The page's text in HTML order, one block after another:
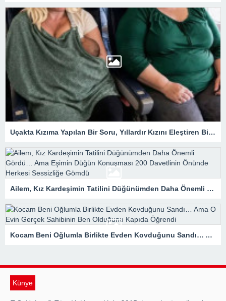
Uçakta Kızıma Yapılan Bir Soru, Yıllardır Kızını Eleştiren Bir Annenin Hayatını Değiştirdi
Ailem, Kız Kardeşimin Tatilini Düğünümden Daha Önemli Gördü… Ama Eşimin Düğün Konuşması 200 Davetlinin Önünde Herkesi Sessizliğe Gömdü
Kocam Beni Oğlumla Birlikte Evden Kovduğunu Sandı… Ama O Evin Gerçek Sahibinin Ben Olduğunu Kapıda Öğrendi
Künye